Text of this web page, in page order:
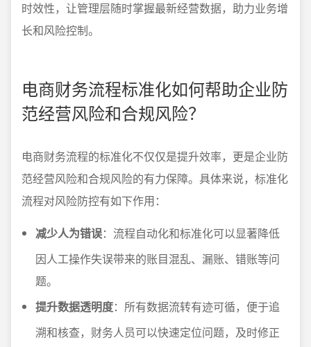
时效性，让管理层随时掌握最新经营数据，助力业务增
长和风险控制。
电商财务流程标准化如何帮助企业防
范经营风险和合规风险？
电商财务流程的标准化不仅仅是提升效率，更是企业防
范经营风险和合规风险的有力保障。具体来说，标准化
流程对风险防控有如下作用：
减少人为错误：流程自动化和标准化可以显著降低
因人工操作失误带来的账目混乱、漏账、错账等问
题。
提升数据透明度：所有数据流转有迹可循，便于追
溯和核查，财务人员可以快速定位问题，及时修正